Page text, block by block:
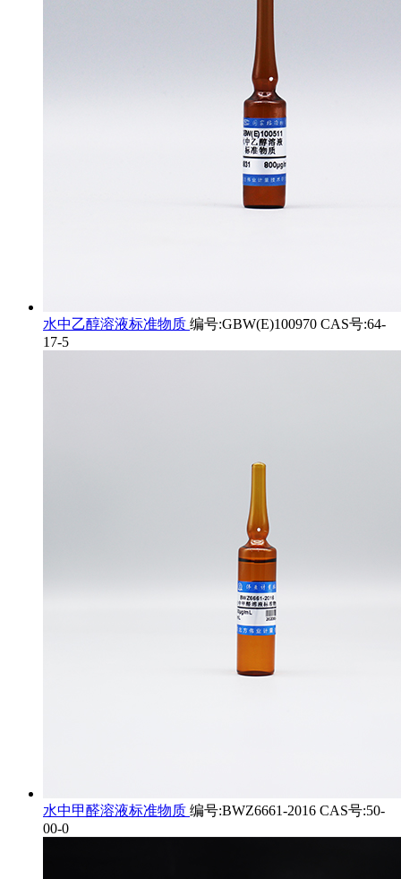
水中乙醇溶液标准物质 编号:GBW(E)100970 CAS号:64-
17-5
水中甲醛溶液标准物质 编号:BWZ6661-2016 CAS号:50-
00-0